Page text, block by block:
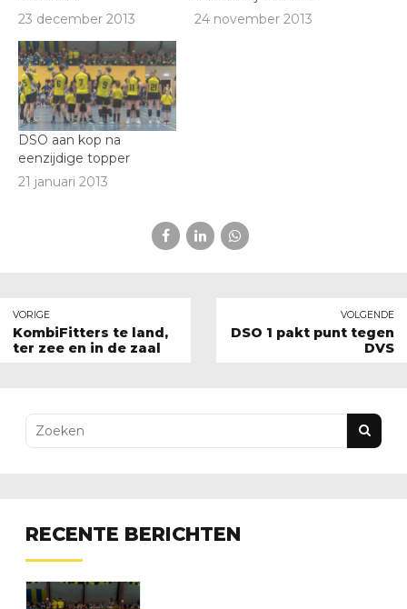
23 december 2013
24 november 2013
DSO aan kop na
eenzijdige topper
21 januari 2013
VORIGE
KombiFitters te land,
ter zee en in de zaal
VOLGENDE
DSO 1 pakt punt tegen
DVS
RECENTE BERICHTEN